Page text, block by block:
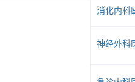
消化内科
神经外科